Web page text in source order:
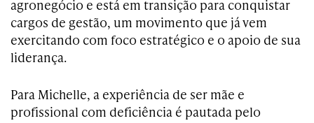
agronegócio e está em transição para conquistar
cargos de gestão, um movimento que já vem
exercitando com foco estratégico e o apoio de sua
liderança.
Para Michelle, a experiência de ser mãe e
profissional com deficiência é pautada pelo